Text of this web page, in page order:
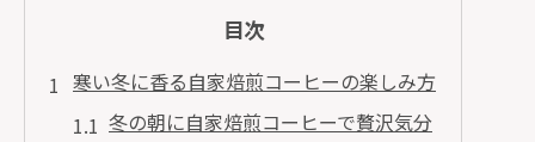
目次
寒い冬に香る自家焙煎コーヒーの楽しみ方
冬の朝に自家焙煎コーヒーで贅沢気分